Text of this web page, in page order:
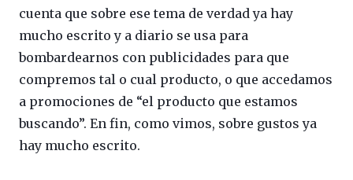
cuenta que sobre ese tema de verdad ya hay
mucho escrito y a diario se usa para
bombardearnos con publicidades para que
compremos tal o cual producto, o que accedamos
a promociones de “el producto que estamos
buscando”. En fin, como vimos, sobre gustos ya
hay mucho escrito.